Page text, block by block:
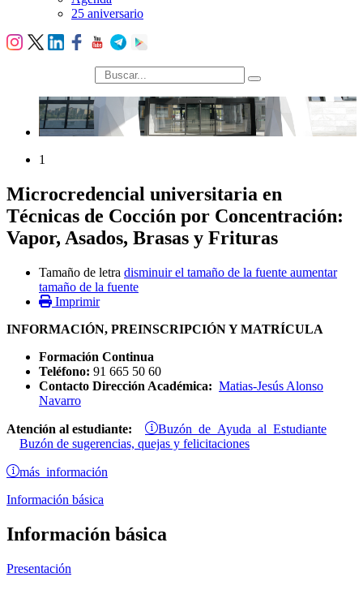
25 aniversario
búsqueda
1
Microcredencial universitaria en
Técnicas de Cocción por Concentración:
Vapor, Asados, Brasas y Frituras
Tamaño de letra disminuir el tamaño de la fuente aumentar
tamaño de la fuente
Imprimir
INFORMACIÓN, PREINSCRIPCIÓN Y MATRÍCULA
Formación Continua
Teléfono: 91 665 50 60
Contacto Dirección Académica: Matias-Jesús Alonso
Navarro
Atención al estudiante: Buzón de Ayuda al Estudiante
Buzón de sugerencias, quejas y felicitaciones
más información
Información básica
Información básica
Presentación